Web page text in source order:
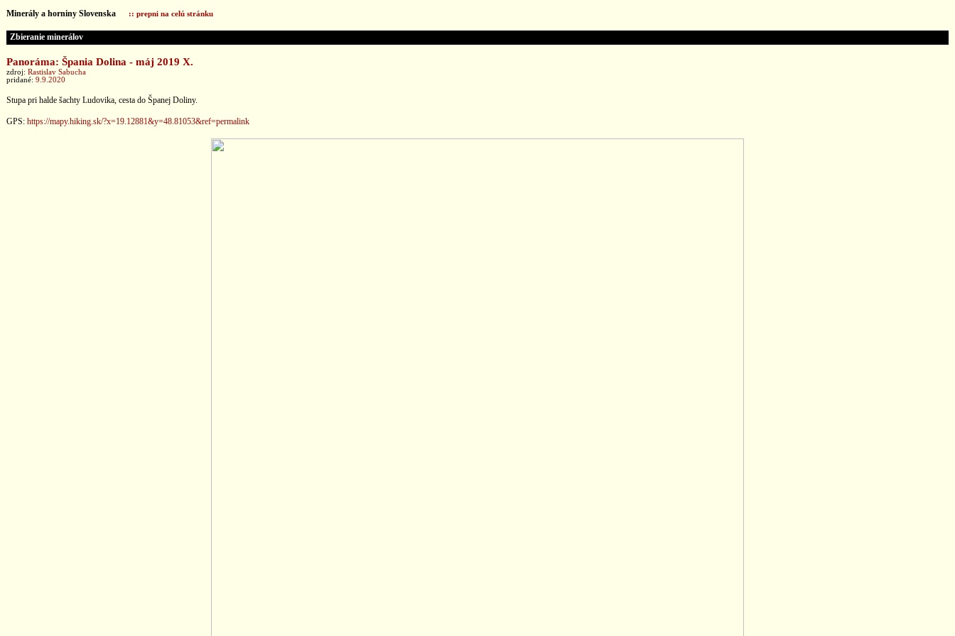
Minerály a horniny Slovenska :: prepni na celú stránku
Zbieranie minerálov
Panoráma: Špania Dolina - máj 2019 X.
zdroj: Rastislav Sabucha
pridané: 9.9.2020
Stupa pri halde šachty Ludovika, cesta do Španej Doliny.
GPS: https://mapy.hiking.sk/?x=19.12881&y=48.81053&ref=permalink